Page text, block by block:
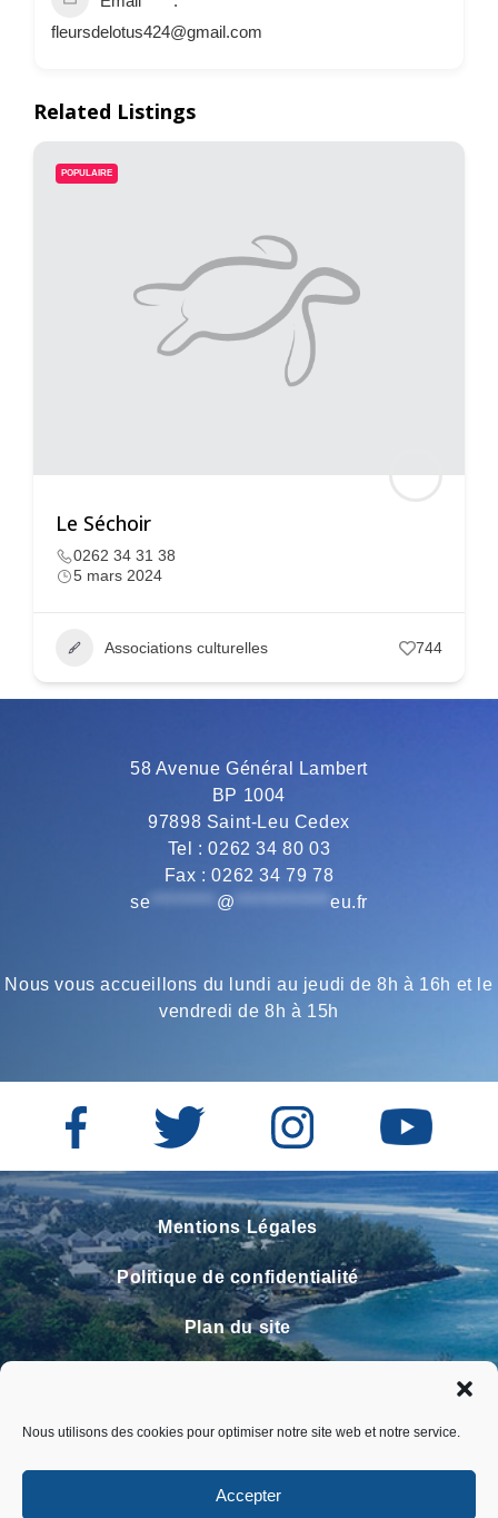
Nous utilisons des cookies pour optimiser notre site web et notre service.
Accepter
fleursdelotus424@gmail.com
Related Listings
POPULAIRE
Le Séchoir
0262 34 31 38
5 mars 2024
Associations culturelles 744
58 Avenue Général Lambert
BP 1004
97898 Saint-Leu Cedex
Tel : 0262 34 80 03
Fax : 0262 34 79 78
se
@ *************eu.fr
Nous vous accueillons du lundi au jeudi de 8h à 16h et le
vendredi de 8h à 15h
Mentions Légales
Politique de confidentialité
Plan du site
Faire un signalement